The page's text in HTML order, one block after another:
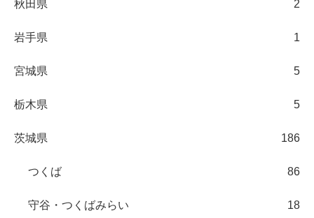
秋田県 2
岩手県 1
宮城県 5
栃木県 5
茨城県 186
つくば 86
守谷・つくばみらい 18